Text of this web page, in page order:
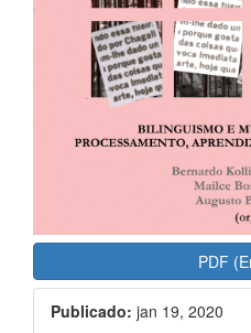
PDF
Publicado: jan 19, 2020